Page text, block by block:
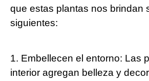
que estas plantas nos brindan
siguientes:
1. Embellecen el entorno: Las
interior agregan belleza y